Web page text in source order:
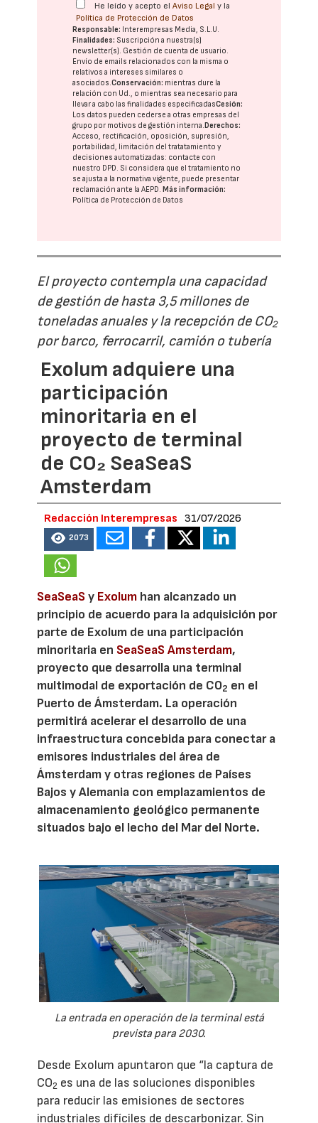
He leído y acepto elAviso Legal y la
Política de Protección de Datos
Responsable: Interempresas Media, S.L.U.
Finalidades: Suscripción a nuestra(s)
newsletter(s). Gestión de cuenta de usuario.
Envío de emails relacionados con la misma o
relativos a intereses similares o
asociados.Conservación: mientras dure la
relación con Ud., o mientras sea necesario para
llevar a cabo las finalidades especificadasCesión:
Los datos pueden cederse a otras empresas del
grupo por motivos de gestión interna. Derechos:
Acceso, rectificación, oposición, supresión,
portabilidad, limitación del tratatamiento y
decisiones automatizadas: contacte con
nuestro DPD. Si considera que el tratamiento no
se ajusta a la normativa vigente, puede presentar
reclamación ante laAEPD. Más información:
Política de Protección de Datos
El proyecto contempla una capacidad
de gestión de hasta 3,5 millones de
toneladas anuales y la recepción de CO₂
por barco, ferrocarril, camión o tubería
Exolum adquiere una
participación
minoritaria en el
proyecto de terminal
de CO₂ SeaSeaS
Amsterdam
Redacción Interempresas 31/07/2026
2073
SeaSeaSy Exolum han alcanzado un
principio de acuerdo para la adquisición por
parte de Exolum de una participación
minoritaria en SeaSeaS Amsterdam,
proyecto que desarrolla una terminal
multimodal de exportación de CO2 en el
Puerto de Ámsterdam. La operación
permitirá acelerar el desarrollo de una
infraestructura concebida para conectar a
emisores industriales del área de
Ámsterdam y otras regiones de Países
Bajos y Alemania con emplazamientos de
almacenamiento geológico permanente
situados bajo el lecho del Mar del Norte.
La entrada en operación de la terminal está
prevista para 2030.
Desde Exolum apuntaron que “la captura de
CO2 es una de las soluciones disponibles
para reducir las emisiones de sectores
industriales difíciles de descarbonizar. Sin